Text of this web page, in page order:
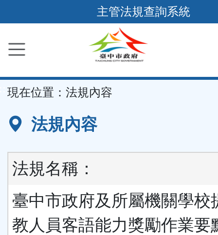
到
要
容
區
主管法規查詢系統
現在位置： 法規內容
法規內容
法規名稱：
臺中市政府及所屬機關學校
教人員客語能力獎勵作業要